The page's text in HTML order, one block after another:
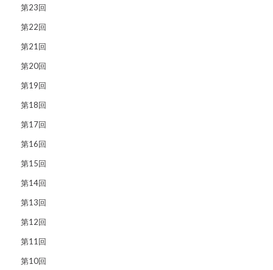
第23回
第22回
第21回
第20回
第19回
第18回
第17回
第16回
第15回
第14回
第13回
第12回
第11回
第10回